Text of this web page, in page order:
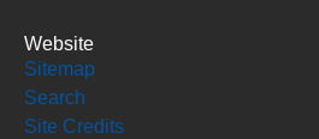
Website
Sitemap
Search
Site Credits